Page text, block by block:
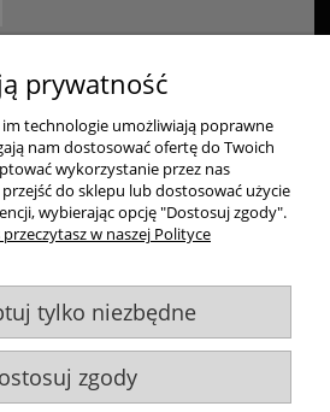
Zakupy
Pomoc
Informacje
24, 42-224 Częstochowa,
prywatność
technologie umożliwiają poprawne
nam dostosować ofertę do Twoich
wykorzystanie przez nas
do sklepu lub dostosować użycie
wybierając opcję "Dostosuj zgody".
w naszej Polityce
tylko niezbędne
zgody